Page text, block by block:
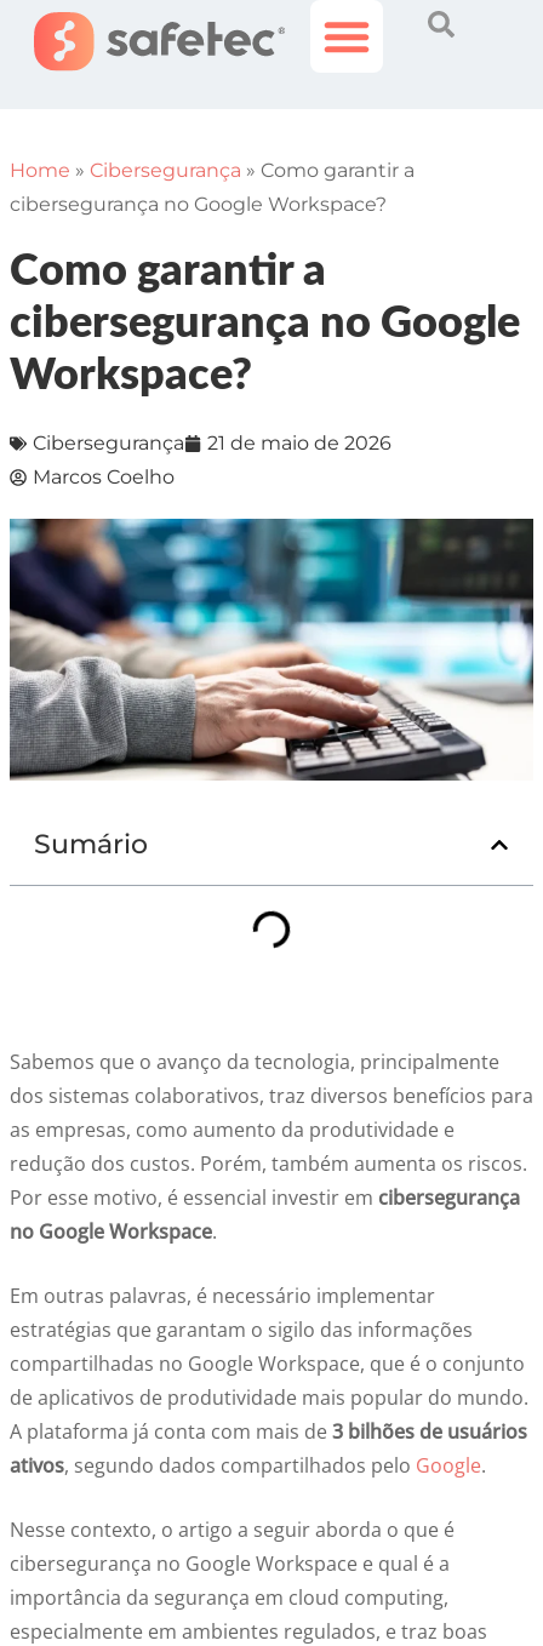
Home » Cibersegurança » Como garantir a
cibersegurança no Google Workspace?
Como garantir a
cibersegurança no Google
Workspace?
Cibersegurança
21 de maio de 2026
Marcos Coelho
Sumário
Sabemos que o avanço da tecnologia, principalmente
dos sistemas colaborativos, traz diversos benefícios para
as empresas, como aumento da produtividade e
redução dos custos. Porém, também aumenta os riscos.
Por esse motivo, é essencial investir em cibersegurança
no Google Workspace.
Em outras palavras, é necessário implementar
estratégias que garantam o sigilo das informações
compartilhadas no Google Workspace, que é o conjunto
de aplicativos de produtividade mais popular do mundo.
A plataforma já conta com mais de3 bilhões de usuários
ativos, segundo dados compartilhados pelo Google.
Nesse contexto, o artigo a seguir aborda o que é
cibersegurança no Google Workspace e qual é a
importância da segurança em cloud computing,
especialmente em ambientes regulados, e traz boas